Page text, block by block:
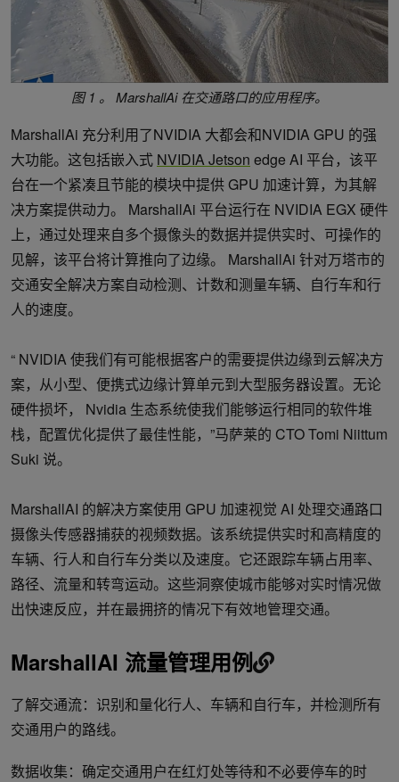
图 1 。 MarshallAi 在交通路口的应用程序。
MarshallAi 充分利用了NVIDIA 大都会和NVIDIA GPU 的强
大功能。这包括嵌入式 NVIDIA Jetson edge AI 平台，该平
台在一个紧凑且节能的模块中提供 GPU 加速计算，为其解
决方案提供动力。 MarshallAi 平台运行在 NVIDIA EGX 硬件
上，通过处理来自多个摄像头的数据并提供实时、可操作的
见解，该平台将计算推向了边缘。 MarshallAi 针对万塔市的
交通安全解决方案自动检测、计数和测量车辆、自行车和行
人的速度。
“ NVIDIA 使我们有可能根据客户的需要提供边缘到云解决方
案，从小型、便携式边缘计算单元到大型服务器设置。无论
硬件损坏， Nvidia 生态系统使我们能够运行相同的软件堆
栈，配置优化提供了最佳性能，”马萨莱的 CTO Tomi Niittum
Suki 说。
MarshallAI 的解决方案使用 GPU 加速视觉 AI 处理交通路口
摄像头传感器捕获的视频数据。该系统提供实时和高精度的
车辆、行人和自行车分类以及速度。它还跟踪车辆占用率、
路径、流量和转弯运动。这些洞察使城市能够对实时情况做
出快速反应，并在最拥挤的情况下有效地管理交通。
MarshallAI 流量管理用例
了解交通流：识别和量化行人、车辆和自行车，并检测所有
交通用户的路线。
数据收集：确定交通用户在红灯处等待和不必要停车的时